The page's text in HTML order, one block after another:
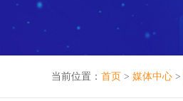
当前位置： 首页 > 媒体中心 >